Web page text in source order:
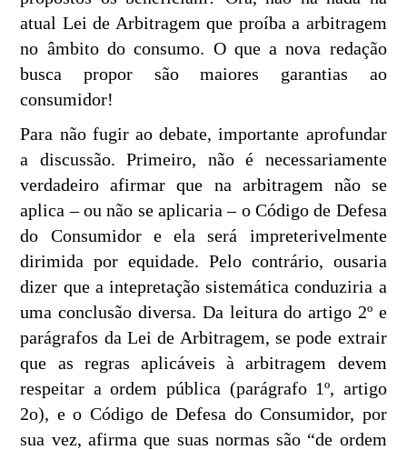
atual Lei de Arbitragem que proíba a arbitragem
no âmbito do consumo. O que a nova redação
busca propor são maiores garantias ao
consumidor!
Para não fugir ao debate, importante aprofundar
a discussão. Primeiro, não é necessariamente
verdadeiro afirmar que na arbitragem não se
aplica – ou não se aplicaria – o Código de Defesa
do Consumidor e ela será impreterivelmente
dirimida por equidade. Pelo contrário, ousaria
dizer que a intepretação sistemática conduziria a
uma conclusão diversa. Da leitura do artigo 2º e
parágrafos da Lei de Arbitragem, se pode extrair
que as regras aplicáveis à arbitragem devem
respeitar a ordem pública (parágrafo 1º, artigo
2o), e o Código de Defesa do Consumidor, por
sua vez, afirma que suas normas são “de ordem